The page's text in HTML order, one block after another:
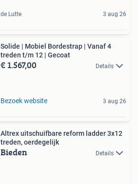
de Lutte 3 aug 26
Solide | Mobiel Bordestrap | Vanaf 4
treden t/m 12 | Gecoat
€ 1.567,00 Details
Bezoek website 3 aug 26
Altrex uitschuifbare reform ladder 3x12
treden, oerdegelijk
Bieden Details